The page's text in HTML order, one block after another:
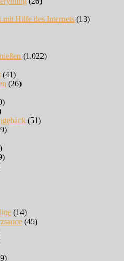
mit Hilfe des Internets (13)
(1.022)
(41)
(26)
(51)
(14)
(45)